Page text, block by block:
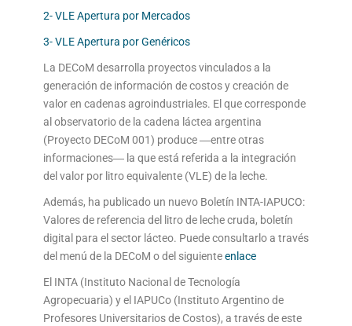
2- VLE Apertura por Mercados
3- VLE Apertura por Genéricos
La DECoM desarrolla proyectos vinculados a la
generación de información de costos y creación de
valor en cadenas agroindustriales. El que corresponde
al observatorio de la cadena láctea argentina
(Proyecto DECoM 001) produce ―entre otras
informaciones― la que está referida a la integración
del valor por litro equivalente (VLE) de la leche.
Además, ha publicado un nuevo Boletín INTA-IAPUCO:
Valores de referencia del litro de leche cruda, boletín
digital para el sector lácteo. Puede consultarlo a través
del menú de la DECoM o del siguienteenlace
El INTA (Instituto Nacional de Tecnología
Agropecuaria) y el IAPUCo (Instituto Argentino de
Profesores Universitarios de Costos), a través de este